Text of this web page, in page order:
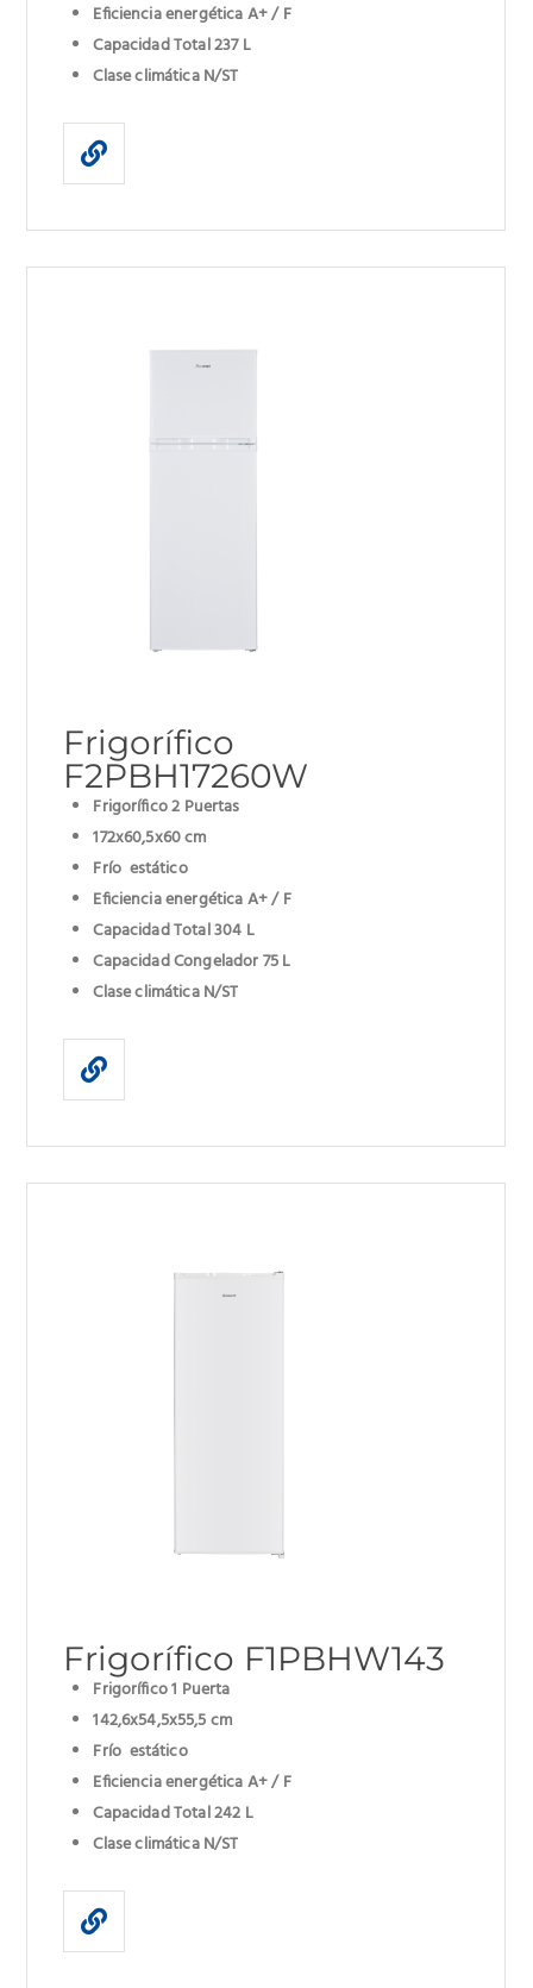
Eficiencia energética A+ / F
Capacidad Total 237 L
Clase climática N/ST
Frigorífico
F2PBH17260W
Frigorífico 2 Puertas
172x60,5x60 cm
Frío estático
Eficiencia energética A+ / F
Capacidad Total 304 L
Capacidad Congelador 75 L
Clase climática N/ST
Frigorífico F1PBHW143
Frigorífico 1 Puerta
142,6x54,5x55,5 cm
Frío estático
Eficiencia energética A+ / F
Capacidad Total 242 L
Clase climática N/ST